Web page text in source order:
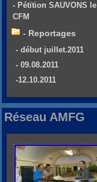
- Pétition SAUVONS le
CFM
- Reportages
- début juillet.2011
- 09.08.2011
-12.10.2011
Réseau AMFG